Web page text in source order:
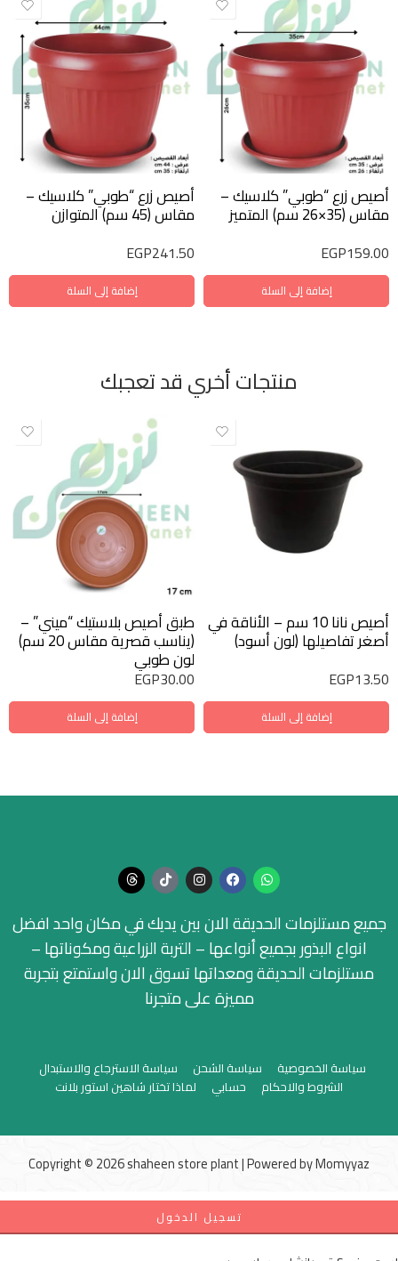
أصيص زرع “طوبي” كلاسيك –
مقاس (35×26 سم) المتميز
EGP159.00
إضافة إلى السلة
أصيص زرع “طوبي” كلاسيك –
مقاس (45 سم) المتوازن
EGP241.50
إضافة إلى السلة
منتجات أخري قد تعجبك
أصيص نانا 10 سم – الأناقة في
أصغر تفاصيلها (لون أسود)
EGP13.50
إضافة إلى السلة
طبق أصيص بلاستيك “ميني” –
(يناسب قصرية مقاس 20 سم)
لون طوبي
EGP30.00
إضافة إلى السلة
جميع مستلزمات الحديقة الان بين يديك في مكان واحد افضل
انواع البذور بجميع أنواعها – التربة الزراعية ومكوناتها –
مستلزمات الحديقة ومعداتها تسوق الان واستمتع بتجربة
مميزة على متجرنا
سياسة الخصوصية سياسة الشحن
سياسة الاسترجاع والاستبدال
الشروط والاحكام
حسابي لماذا تختار شاهين استور بلانت
Copyright © 2026 shaheen store plant | Powered byMomyyaz
تسجيل الدخول